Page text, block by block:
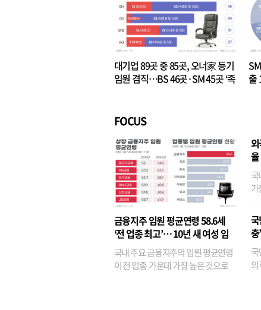
대기업 89곳 중 85곳, 오너家 등기
임원 겸직…BS 46곳·SM 45곳 ‘족
출
FOCUS
금융지주 임원 평균연령 58.6세
‘전 업종 최고’… 10년 새 여성 임
원은 14배 껑충
국내 주요 금융지주의 임원 평균연령
이 전 업종 가운데 가장 높은 것으로
국
의